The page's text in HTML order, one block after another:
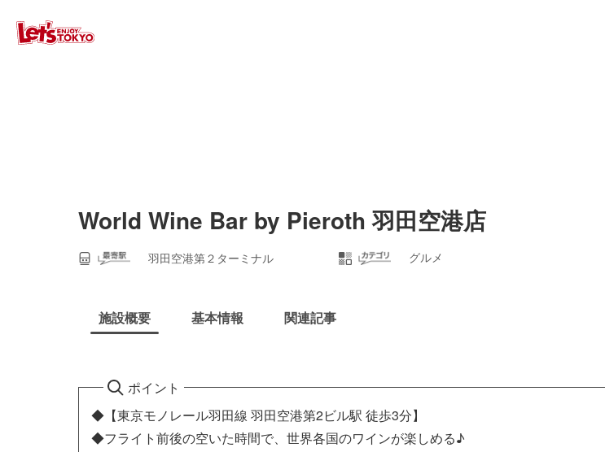
World Wine Bar by Pieroth 羽田空港店
羽田空港第２ターミナル グルメ
施設概要 基本情報 関連記事
ポイント
◆【東京モノレール羽田線 羽田空港第2ビル駅 徒歩3分】
◆フライト前後の空いた時間で、世界各国のワインが楽しめる♪